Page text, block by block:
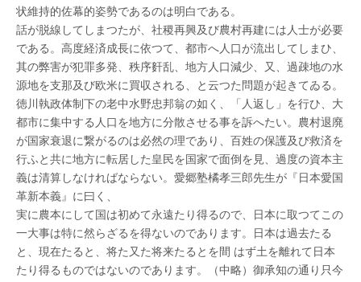
状維持的佐幕的姿勢であるのは明白である。
話が脱線してしまつたが、社稷再興及び農村再建には人士が必要
である。高度経済成長に依つて、都市へ人口が流出してしまひ、
其の弊害が犯罪多発、秩序姧乱、地方人口減少、又、過疎地の水
源地を支那及び欧米に買収される、と云つた問題が起きてゐる。
徳川執政体制下の老中水野忠邦翁の如く、「人返し」を行ひ、大
都市に集中する人口を地方に分散させる事を訴へたい。農村退廃
が国家衰退に繋がるのは必然の理であり、百姓の保護及び救済を
行ふと共に地方に転居した皇民を国家で面倒を見、過度の資本主
義は清算しなければならない。愛郷塾橘孝三郎先生が『日本愛国
革新本義』に曰く、
実に農本にして国は初めて永遠たり得るので、日本に取つてこの
一大事は特に然らざるを得ないのであります。日本は過去たる
と、現在たると、将た又た将来たるとを間 はず土を離れて日本
たり得るものではないのであります。（中略）御承知の通り只今